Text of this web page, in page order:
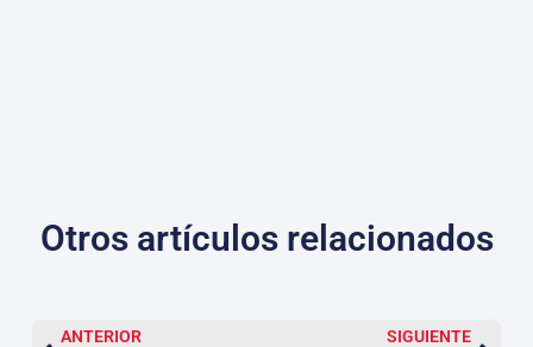
Otros artículos relacionados
ANTERIOR
SIGUIENTE